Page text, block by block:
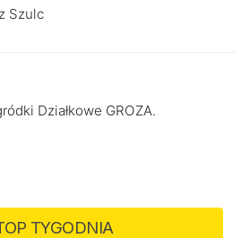
Szulc
Działkowe GROZA.
TYGODNIA